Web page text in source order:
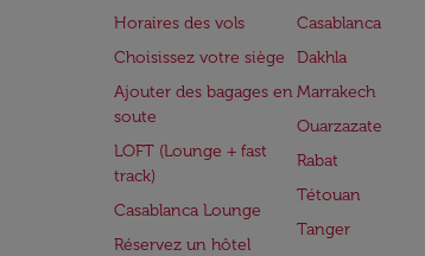
Horaires des vols
Choisissez votre siège
Ajouter des bagages en
soute
LOFT (Lounge + fast
track)
Casablanca Lounge
Réservez un hôtel
Casablanca
Dakhla
Marrakech
Ouarzazate
Rabat
Tétouan
Tanger